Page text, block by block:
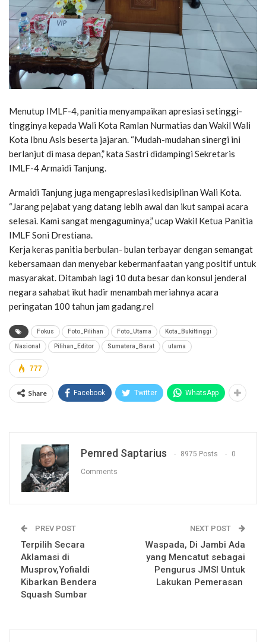
Menutup IMLF-4, panitia menyampaikan apresiasi setinggi-
tingginya kepada Wali Kota Ramlan Nurmatias dan Wakil Wali
Kota Ibnu Asis beserta jajaran. “Mudah-mudahan sinergi ini
berlanjut di masa depan,” kata Sastri didampingi Sekretaris
IMLF-4 Armaidi Tanjung.
Armaidi Tanjung juga mengapresiasi kedisiplinan Wali Kota.
“Jarang pejabat yang datang lebih awal dan ikut sampai acara
selesai. Kami sangat mengaguminya,” ucap Wakil Ketua Panitia
IMLF Soni Drestiana.
Kerja keras panitia berbulan- bulan terbayar dengan semangat
kebersamaan dan menyebar kebermanfaatan yang positif untuk
masyarakat. Ditambah lagi 10 duta besar dan konsul jenderal
negara sahabat ikut hadir menambah meriahnya acara
peringatan 100 tahun jam gadang.rel
Fokus Foto_Pilihan Foto_Utama Kota_Bukittinggi
Nasional Pilihan_Editor Sumatera_Barat utama
777
Share Facebook Twitter WhatsApp
Pemred Saptarius 8975 Posts 0
Comments
PREV POST
Terpilih Secara
Aklamasi di
Musprov,Yofialdi
Kibarkan Bendera
Squash Sumbar
NEXT POST
Waspada, Di Jambi Ada
yang Mencatut sebagai
Pengurus JMSI Untuk
Lakukan Pemerasan